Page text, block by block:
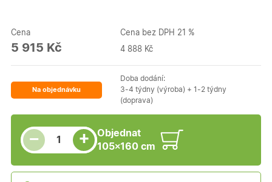
Cena
5 915 Kč
Cena bez DPH 21 %
4 888 Kč
Na objednávku
Doba dodání:
3-4 týdny (výroba) + 1-2 týdny
(doprava)
−
Snížit množství
Počet kusů +
Zvýšit množství
Objednat
105×160 cm